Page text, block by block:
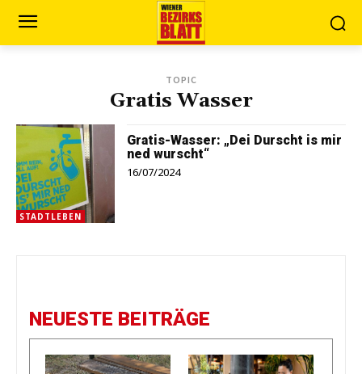
TOPIC
Gratis Wasser
STADTLEBEN
Gratis-Wasser: „Dei Durscht is mir
ned wurscht“
16/07/2024
NEUESTE BEITRÄGE